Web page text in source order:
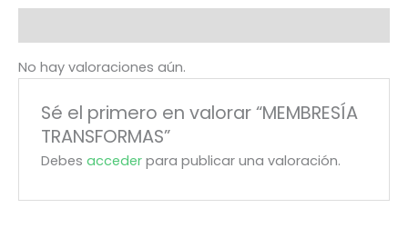
No hay valoraciones aún.
Sé el primero en valorar “MEMBRESÍA
TRANSFORMAS”
Debesacceder para publicar una valoración.